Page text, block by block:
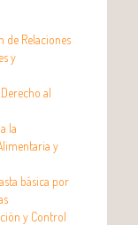
de Relaciones
y
al
la
y
básica por
y Control